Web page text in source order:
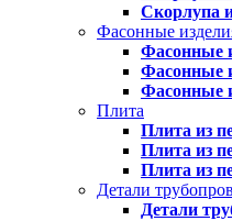
Скорлупа
Фасонные
Фасонные
Фасонные
Фасонные
Плита
Плита из
Плита из
Плита из
Детали
Детали